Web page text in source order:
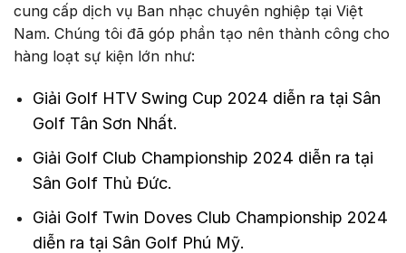
cung cấp dịch vụ Ban nhạc chuyên nghiệp tại Việt
Nam. Chúng tôi đã góp phần tạo nên thành công cho
hàng loạt sự kiện lớn như:
Giải Golf HTV Swing Cup 2024 diễn ra tại Sân
Golf Tân Sơn Nhất.
Giải Golf Club Championship 2024 diễn ra tại
Sân Golf Thủ Đức.
Giải Golf Twin Doves Club Championship 2024
diễn ra tại Sân Golf Phú Mỹ.